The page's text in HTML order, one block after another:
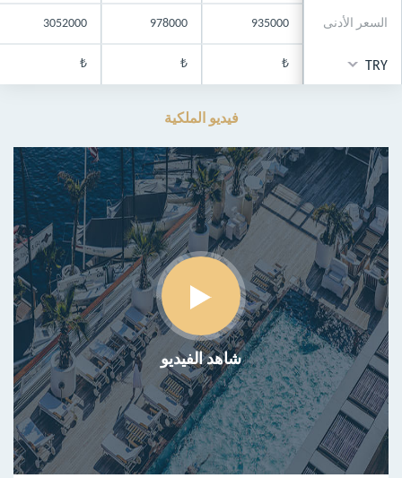
السعر الأدنى
TRY
935000
₺
978000
₺
3052000
₺
فيديو الملكية
شاهد الفيديو